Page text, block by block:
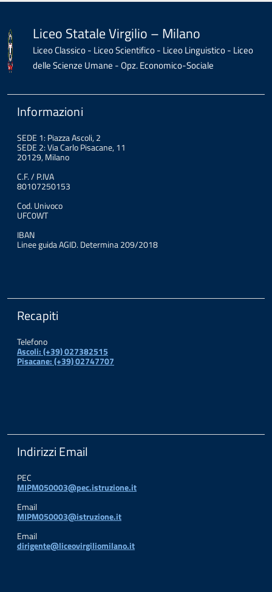
Liceo Statale Virgilio – Milano
Liceo Classico - Liceo Scientifico - Liceo Linguistico - Liceo
delle Scienze Umane - Opz. Economico-Sociale
Informazioni
SEDE 1: Piazza Ascoli, 2
SEDE 2: Via Carlo Pisacane, 11
20129, Milano
C.F. / P.IVA
80107250153
Cod. Univoco
UFC0WT
IBAN
Linee guida AGID. Determina 209/2018
Recapiti
Telefono
Ascoli: (+39) 027382515
Pisacane: (+39) 02747707
Indirizzi Email
PEC
MIPM050003@pec.istruzione.it
Email
MIPM050003@istruzione.it
Email
dirigente@liceovirgiliomilano.it